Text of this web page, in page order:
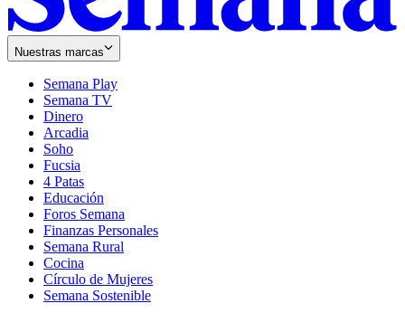
Nuestras marcas
Semana Play
Semana TV
Dinero
Arcadia
Soho
in
new
window
Fucsia
in
new
window
4 Patas
Educación
Foros Semana
Finanzas Personales
Semana Rural
Cocina
Círculo de Mujeres
Semana Sostenible